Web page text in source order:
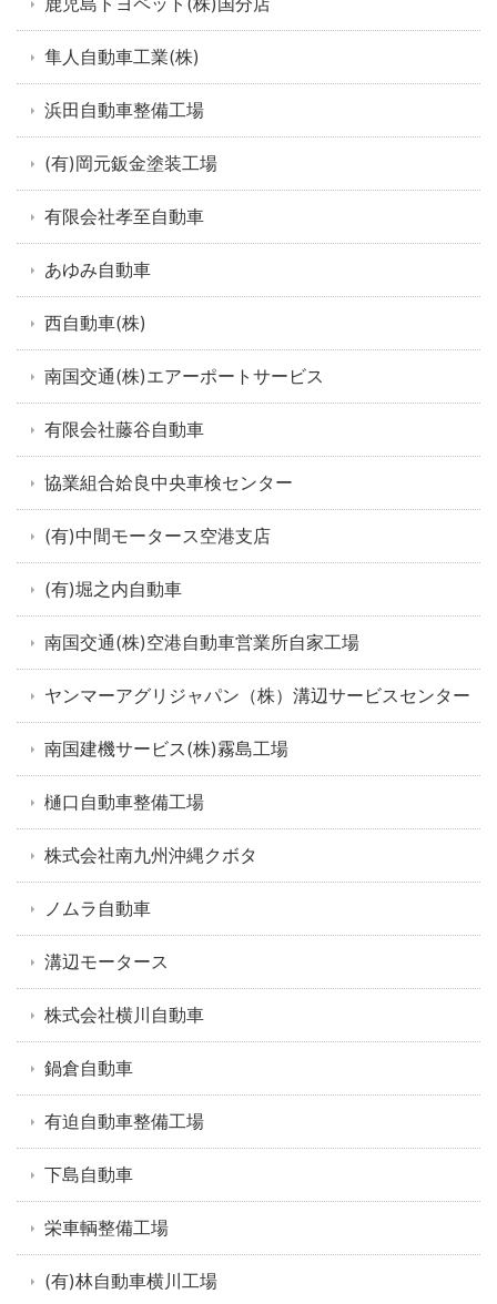
隼人自動車工業(株)
浜田自動車整備工場
(有)岡元鈑金塗装工場
有限会社孝至自動車
あゆみ自動車
西自動車(株)
南国交通(株)エアーポートサービス
有限会社藤谷自動車
協業組合姶良中央車検センター
(有)中間モータース空港支店
(有)堀之内自動車
南国交通(株)空港自動車営業所自家工場
ヤンマーアグリジャパン（株）溝辺サービスセンター
南国建機サービス(株)霧島工場
樋口自動車整備工場
株式会社南九州沖縄クボタ
ノムラ自動車
溝辺モータース
株式会社横川自動車
鍋倉自動車
有迫自動車整備工場
下島自動車
栄車輌整備工場
(有)林自動車横川工場